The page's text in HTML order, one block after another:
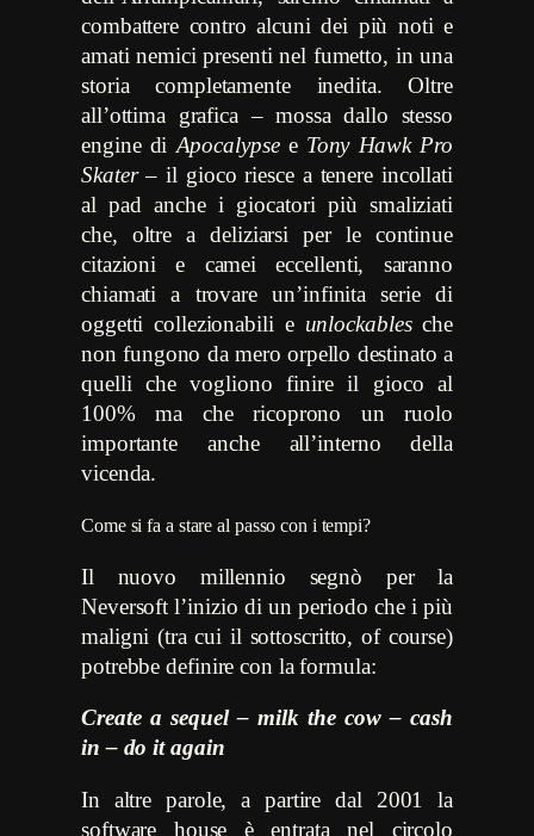
combattere contro alcuni dei più noti e
amati nemici presenti nel fumetto, in una
storia completamente inedita. Oltre
all’ottima grafica – mossa dallo stesso
engine diApocalypsee Tony Hawk Pro
Skater– il gioco riesce a tenere incollati
al pad anche i giocatori più smaliziati
che, oltre a deliziarsi per le continue
citazioni e camei eccellenti, saranno
chiamati a trovare un’infinita serie di
oggetti collezionabili e unlockablesche
non fungono da mero orpello destinato a
quelli che vogliono finire il gioco al
100% ma che ricoprono un ruolo
importante anche all’interno della
vicenda.
Come si fa a stare al passo con i tempi?
Il nuovo millennio segnò per la
Neversoft l’inizio di un periodo che i più
maligni (tra cui il sottoscritto, of course)
potrebbe definire con la formula:
Create a sequel – milk the cow – cash
in – do it again
In altre parole, a partire dal 2001 la
software house è entrata nel circolo